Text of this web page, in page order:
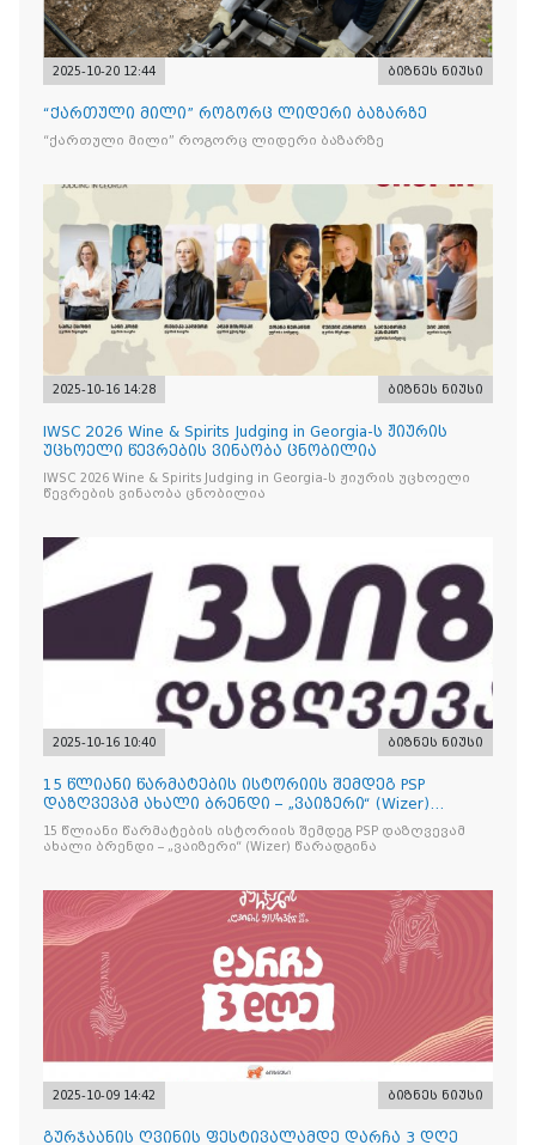
2025-10-20 12:44 ბიზნეს ნიუსი
“ქართული მილი” როგორც ლიდერი ბაზარზე
“ქართული მილი” როგორც ლიდერი ბაზარზე
2025-10-16 14:28 ბიზნეს ნიუსი
IWSC 2026 Wine & Spirits Judging in Georgia-ს ჟიურის
უცხოელი წევრების ვინაობა ცნობილია
IWSC 2026 Wine & Spirits Judging in Georgia-ს ჟიურის უცხოელი
წევრების ვინაობა ცნობილია
2025-10-16 10:40 ბიზნეს ნიუსი
15 წლიანი წარმატების ისტორიის შემდეგ PSP
დაზღვევამ ახალი ბრენდი – „ვაიზერი“ (Wizer)
წარადგინა
15 წლიანი წარმატების ისტორიის შემდეგ PSP დაზღვევამ
ახალი ბრენდი – „ვაიზერი“ (Wizer) წარადგინა
2025-10-09 14:42 ბიზნეს ნიუსი
გურჯაანის ღვინის ფესტივალამდე დარჩა 3 დღე